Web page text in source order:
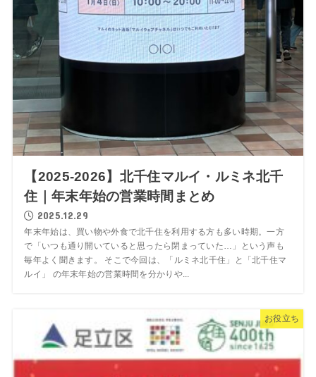
【2025-2026】北千住マルイ・ルミネ北千
住｜年末年始の営業時間まとめ
2025.12.29
年末年始は、買い物や外食で北千住を利用する方も多い時期。一方
で「いつも通り開いていると思ったら閉まっていた…」という声も
毎年よく聞きます。 そこで今回は、「ルミネ北千住」と「北千住マ
ルイ」 の年末年始の営業時間を分かりや...
お役立ち